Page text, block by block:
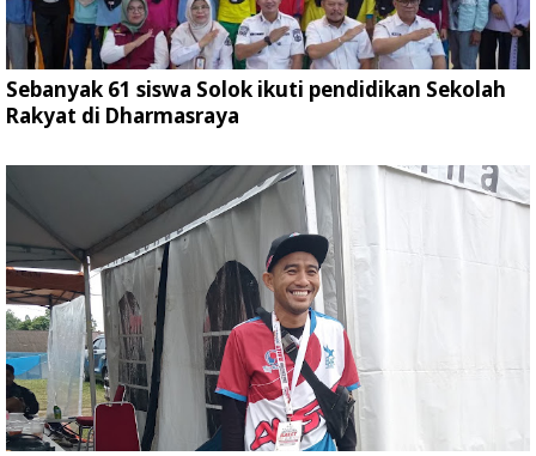
Sebanyak 61 siswa Solok ikuti pendidikan Sekolah
Rakyat di Dharmasraya